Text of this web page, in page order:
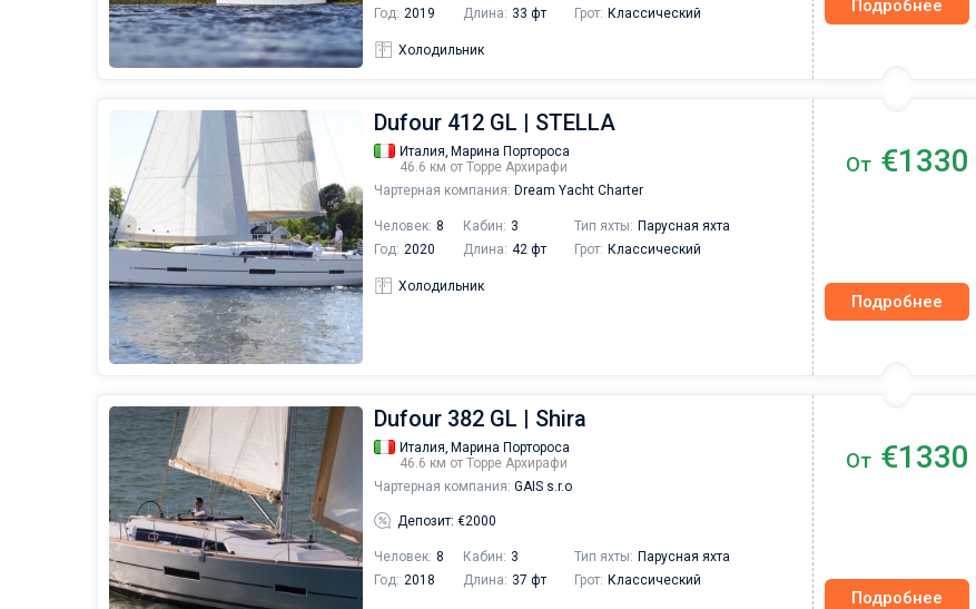
Год: 2019 Длина: 33 фт Грот: Классический
Холодильник
Подробнее
Dufour 412 GL | STELLA
Италия, Марина Портороса
46.6 км от Торре Архирафи
Чартерная компания: Dream Yacht Charter
Человек: 8 Кабин: 3 Тип яхты: Парусная яхта
Год: 2020 Длина: 42 фт Грот: Классический
Холодильник
От €1330
Подробнее
Dufour 382 GL | Shira
Италия, Марина Портороса
46.6 км от Торре Архирафи
Чартерная компания: GAIS s.r.o
Депозит: €2000
Человек: 8 Кабин: 3 Тип яхты: Парусная яхта
Год: 2018 Длина: 37 фт Грот: Классический
От €1330
Подробнее
информационную поддержку и разрешение
вопросов связанных с различными
организационными вопросами.